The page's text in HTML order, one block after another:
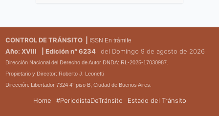
CONTROL DE TRÁNSITO | ISSN En trámite
Año: XVIII | Edición n° 6234 del Domingo 9 de agosto de 2026
Dirección Nacional del Derecho de Autor DNDA: RL-2025-17030987.
Propietario y Director: Roberto J. Leonetti
Dirección: Libertador 7324 4° piso B, Ciudad de Buenos Aires.
Home #PeriodistaDeTránsito Estado del Tránsito